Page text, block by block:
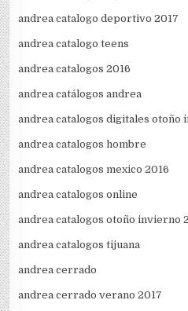
andrea catalogo deportivo 2017
andrea catalogo teens
andrea catalogos 2016
andrea catálogos andrea
andrea catalogos digitales otoño
andrea catalogos hombre
andrea catalogos mexico 2016
andrea catalogos online
andrea catalogos otoño invierno
andrea catalogos tijuana
andrea cerrado
andrea cerrado verano 2017